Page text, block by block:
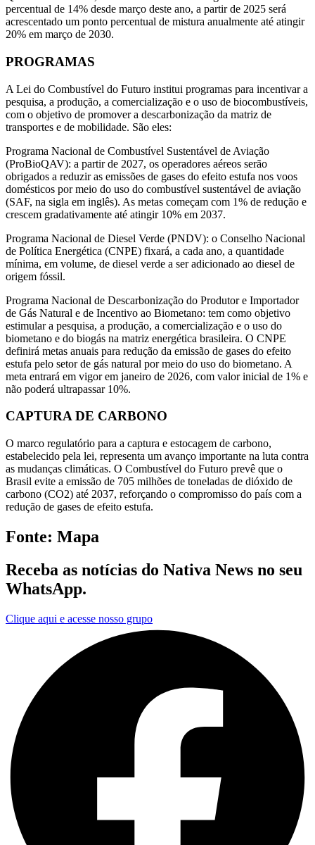
percentual de 14% desde março deste ano, a partir de 2025 será
acrescentado um ponto percentual de mistura anualmente até atingir
20% em março de 2030.
PROGRAMAS
A Lei do Combustível do Futuro institui programas para incentivar a
pesquisa, a produção, a comercialização e o uso de biocombustíveis,
com o objetivo de promover a descarbonização da matriz de
transportes e de mobilidade. São eles:
Programa Nacional de Combustível Sustentável de Aviação
(ProBioQAV): a partir de 2027, os operadores aéreos serão
obrigados a reduzir as emissões de gases do efeito estufa nos voos
domésticos por meio do uso do combustível sustentável de aviação
(SAF, na sigla em inglês). As metas começam com 1% de redução e
crescem gradativamente até atingir 10% em 2037.
Programa Nacional de Diesel Verde (PNDV): o Conselho Nacional
de Política Energética (CNPE) fixará, a cada ano, a quantidade
mínima, em volume, de diesel verde a ser adicionado ao diesel de
origem fóssil.
Programa Nacional de Descarbonização do Produtor e Importador
de Gás Natural e de Incentivo ao Biometano: tem como objetivo
estimular a pesquisa, a produção, a comercialização e o uso do
biometano e do biogás na matriz energética brasileira. O CNPE
definirá metas anuais para redução da emissão de gases do efeito
estufa pelo setor de gás natural por meio do uso do biometano. A
meta entrará em vigor em janeiro de 2026, com valor inicial de 1% e
não poderá ultrapassar 10%.
CAPTURA DE CARBONO
O marco regulatório para a captura e estocagem de carbono,
estabelecido pela lei, representa um avanço importante na luta contra
as mudanças climáticas. O Combustível do Futuro prevê que o
Brasil evite a emissão de 705 milhões de toneladas de dióxido de
carbono (CO2) até 2037, reforçando o compromisso do país com a
redução de gases de efeito estufa.
Fonte: Mapa
Receba as notícias do Nativa News no seu
WhatsApp.
Clique aqui e acesse nosso grupo